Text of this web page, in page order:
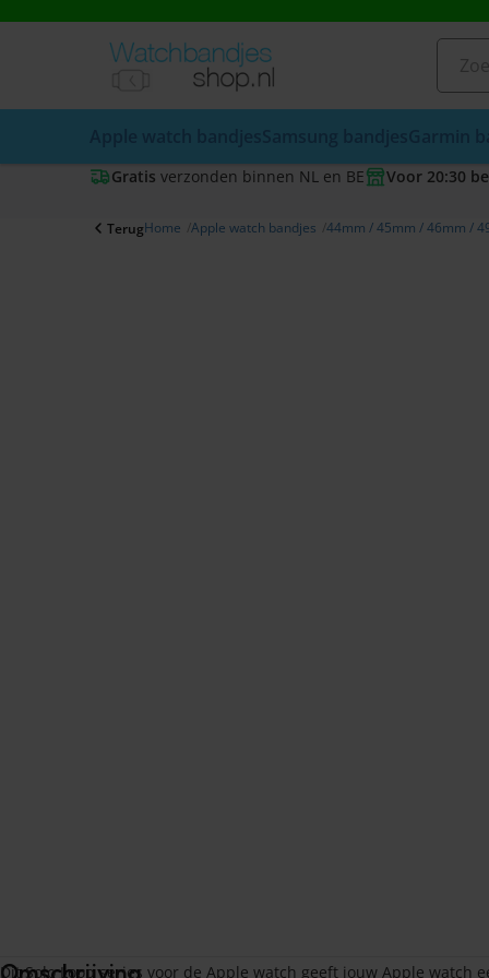
Gratis verzonden binnen NL en BE Voor 20:30
TerugHome Apple watch bandjes 44mm / 45mm / 46mm /
Dit Solo Loop series voor de Apple watch geeft jouw Apple watch